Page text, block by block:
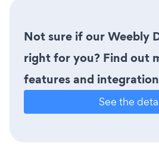
Not sure if our Weebly
right for you? Find out
features and
See the